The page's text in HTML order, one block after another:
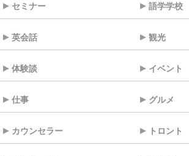
セミナー 語学学校
英会話 観光
体験談 イベント
仕事 グルメ
カウンセラー トロント